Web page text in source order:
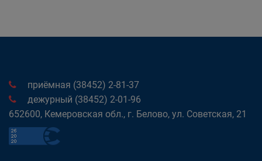
приёмная (38452) 2-81-37
дежурный (38452) 2-01-96
652600, Кемеровская обл., г. Белово, ул. Советская, 21